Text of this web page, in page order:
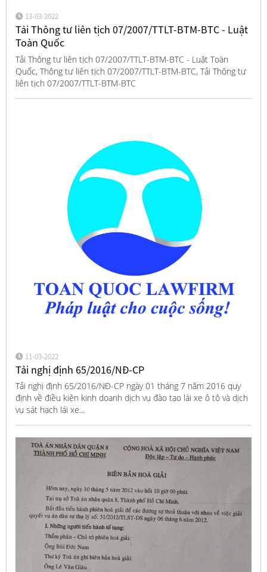
13-03-2022
Tải Thông tư liên tịch 07/2007/TTLT-BTM-BTC - Luật
Toàn Quốc
Tải Thông tư liên tịch 07/2007/TTLT-BTM-BTC - Luật Toàn
Quốc, Thông tư liên tịch 07/2007/TTLT-BTM-BTC, Tải Thông tư
liên tịch 07/2007/TTLT-BTM-BTC
11-03-2022
Tải nghị định 65/2016/NĐ-CP
Tải nghị định 65/2016/NĐ-CP ngày 01 tháng 7 năm 2016 quy
định về điều kiện kinh doanh dịch vụ đào tạo lái xe ô tô và dịch
vụ sát hạch lái xe...